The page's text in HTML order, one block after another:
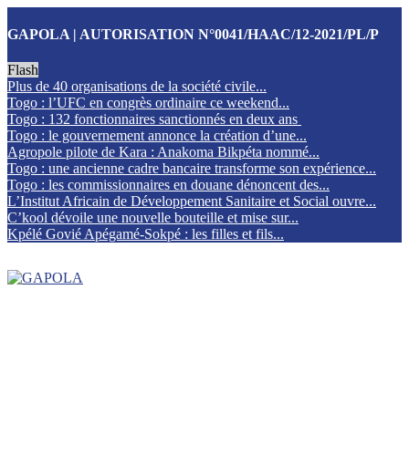
GAPOLA | AUTORISATION N°0041/HAAC/12-2021/PL/P
Flash
Plus de 40 organisations de la société civile...
Togo : l’UFC en congrès ordinaire ce weekend...
Togo : 132 fonctionnaires sanctionnés en deux ans
Togo : le gouvernement annonce la création d’une...
Agropole pilote de Kara : Anakoma Bikpéta nommé...
Togo : une ancienne cadre bancaire transforme son expérience...
Togo : les commissionnaires en douane dénoncent des...
L’Institut Africain de Développement Sanitaire et Social ouvre...
C’kool dévoile une nouvelle bouteille et mise sur...
Kpélé Govié Apégamé-Sokpé : les filles et fils...